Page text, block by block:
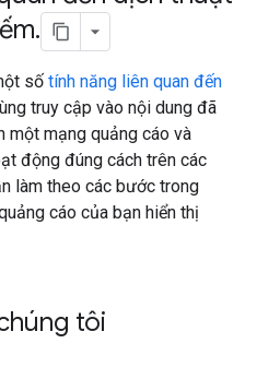
.
số tính năng liên quan đến
truy cập vào nội dung đã
một mạng quảng cáo và
động đúng cách trên các
làm theo các bước trong
cáo của bạn hiển thị
tôi